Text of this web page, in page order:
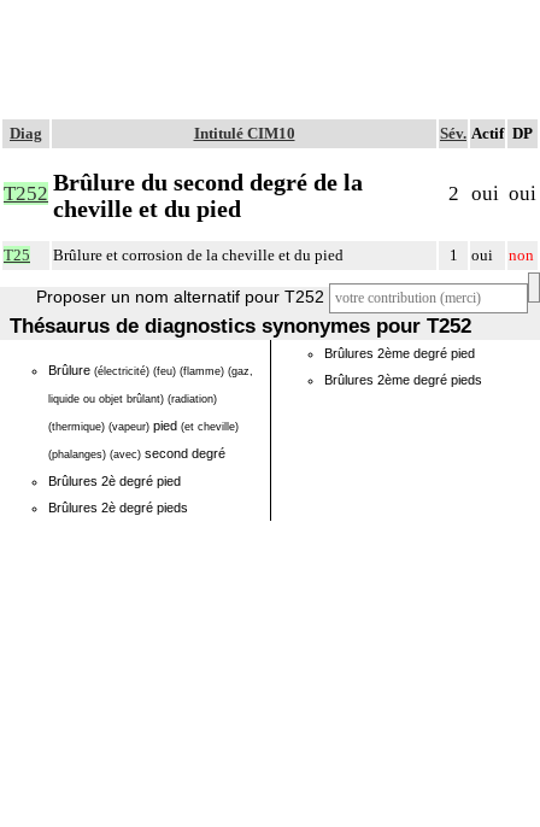
Diag Intitulé CIM10 Sév. Actif DP
T252 Brûlure du second degré de la
cheville et du pied
2 oui oui
T25 Brûlure et corrosion de la cheville et du pied 1 oui non
Proposer un nom alternatif pour T252
Thésaurus de diagnostics synonymes pour T252
Brûlure (électricité) (feu) (flamme) (gaz,
liquide ou objet brûlant) (radiation)
(thermique) (vapeur) pied (et cheville)
(phalanges) (avec) second degré
Brûlures 2è degré pied
Brûlures 2è degré pieds
Brûlures 2ème degré pied
Brûlures 2ème degré pieds